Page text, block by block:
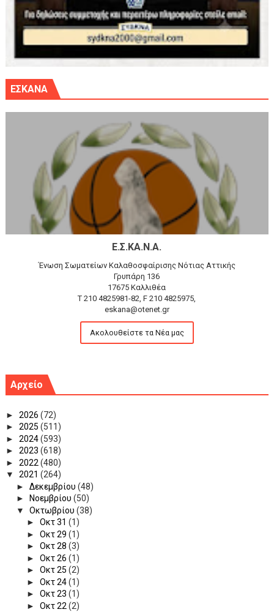
ΕΣΚΑΝΑ
Ε.Σ.ΚΑ.Ν.Α.
Ένωση Σωματείων Καλαθοσφαίρισης Νότιας Αττικής
Γρυπάρη 136
17675 Καλλιθέα
T 210 4825981-82, F 210 4825975,
eskana@otenet.gr
Ακολουθείστε τα Νέα μας
Αρχείο
► 2026 (72)
► 2025 (511)
► 2024(593)
► 2023 (618)
► 2022 (480)
▼ 2021 (264)
► Δεκεμβρίου (48)
►
Νοεμβρίου (50)
▼ Οκτωβρίου (38)
► Οκτ 31 (1)
► Οκτ 29 (1)
► Οκτ 28 (3)
► Οκτ 26 (1)
► Οκτ 25 (2)
► Οκτ 24(1)
► Οκτ 23 (1)
► Οκτ 22 (2)